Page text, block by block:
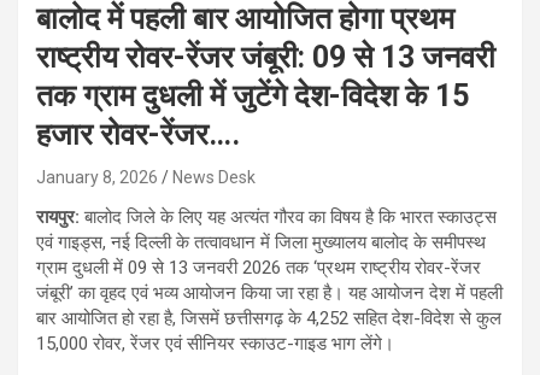
बालोद में पहली बार आयोजित होगा प्रथम
राष्ट्रीय रोवर-रेंजर जंबूरी: 09 से 13 जनवरी
तक ग्राम दुधली में जुटेंगे देश-विदेश के 15
हजार रोवर-रेंजर….
January 8, 2026 News Desk
रायपुर: बालोद जिले के लिए यह अत्यंत गौरव का विषय है कि भारत स्काउट्स
एवं गाइड्स, नई दिल्ली के तत्वावधान में जिला मुख्यालय बालोद के समीपस्थ
ग्राम दुधली में 09 से 13 जनवरी 2026 तक ‘प्रथम राष्ट्रीय रोवर-रेंजर
जंबूरी’ का वृहद एवं भव्य आयोजन किया जा रहा है। यह आयोजन देश में पहली
बार आयोजित हो रहा है, जिसमें छत्तीसगढ़ के 4,252 सहित देश-विदेश से कुल
15,000 रोवर, रेंजर एवं सीनियर स्काउट-गाइड भाग लेंगे।